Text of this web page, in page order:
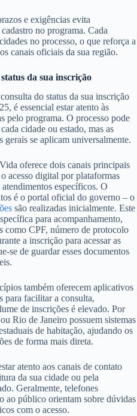
e exigências evita
no programa. Cada
no processo, o que reforça a
canais oficiais da sua região.
da sua inscrição
do status da sua inscrição
é essencial estar atento às
pelo programa. O processo pode
cidade ou estado, mas as
gerais se aplicam universalmente.
oferece dois canais principais
acesso digital por plataformas
específicos. O
é o portal oficial do governo – o
são realizadas inicialmente. Este
para acompanhamento,
como CPF, número de protocolo
a inscrição para acessar as
se de guardar esses documentos
também oferecem aplicativos
para facilitar a consulta,
de inscrições é elevado. Por
Rio de Janeiro possuem sistemas
de habitação, ajudando os
de forma mais direta.
atento aos canais de contato
da sua cidade ou pela
Geralmente, telefones
ao público orientam sobre dúvidas
com o acesso.